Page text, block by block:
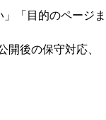
「目的のページま
後の保守対応、